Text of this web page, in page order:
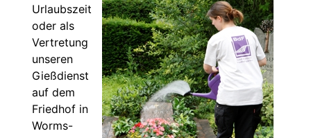
Urlaubszeit
oder als
Vertretung
unseren
Gießdienst
auf dem
Friedhof in
Worms-